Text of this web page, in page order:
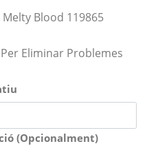
Blood 119865
Eliminar Problemes
(Opcionalment)